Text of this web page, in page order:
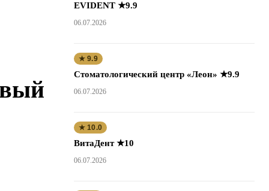
EVIDENT ★9.9
06.07.2026
★ 9.9
Стоматологический центр «Леон» ★9.9
06.07.2026
★ 10.0
ВитаДент ★10
06.07.2026